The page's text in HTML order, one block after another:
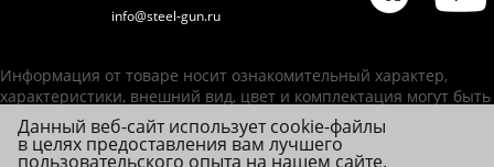
info@steel-gun.ru
Информация от товаре носит ознакомительный характер,
характеристики, внешний вид, цвет и комплектация могут быть
изменены производителем без уведомления.
ИП Фролова А. В., ОГРНИП 314784720200492
Данный веб-сайт использует cookie-файлы
в целях предоставления вам лучшего
пользовательского опыта на нашем сайте.